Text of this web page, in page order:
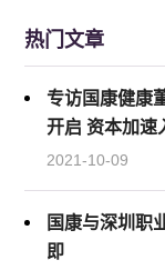
热门文章
专访国康健康
开启 资本加速
2021-10-09
国康与深圳职
即